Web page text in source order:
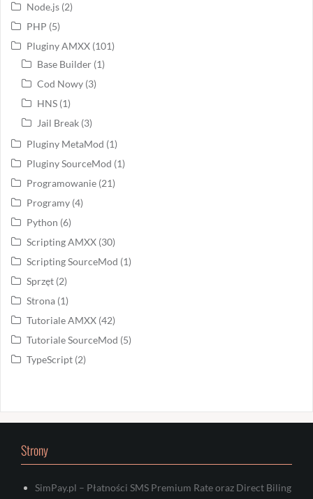
Node.js (2)
PHP (5)
Pluginy AMXX (101)
Base Builder (1)
Cod Nowy (3)
HNS (1)
Jail Break (3)
Pluginy MetaMod (1)
Pluginy SourceMod (1)
Programowanie (21)
Programy (4)
Python (6)
Scripting AMXX (30)
Scripting SourceMod (1)
Sprzęt (2)
Strona (1)
Tutoriale AMXX (42)
Tutoriale SourceMod (5)
TypeScript (2)
Strony
SimPay.pl – Płatności SMS Premium Rate oraz Direct Biling